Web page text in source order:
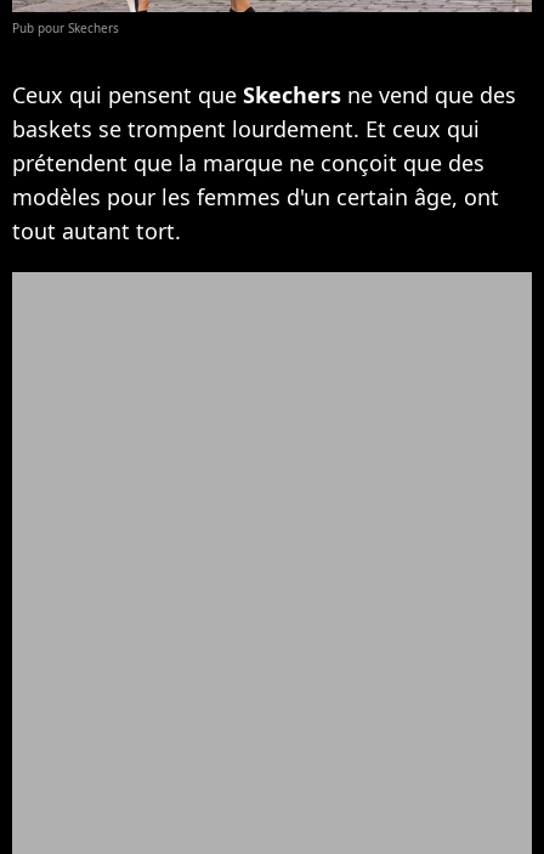
Pub pour Skechers
Ceux qui pensent que Skechers ne vend que des
baskets se trompent lourdement. Et ceux qui
prétendent que la marque ne conçoit que des
modèles pour les femmes d'un certain âge, ont
tout autant tort.